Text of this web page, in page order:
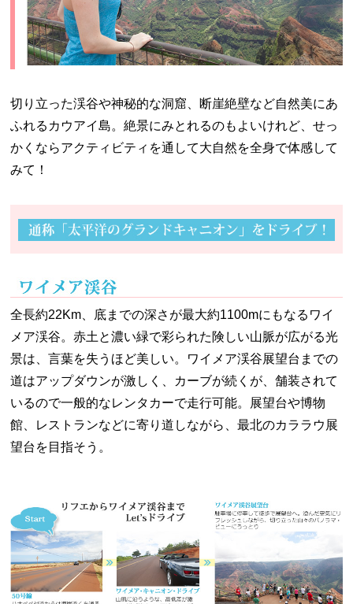
切り立った渓谷や神秘的な洞窟、断崖絶壁など自然美にあ
ふれるカウアイ島。絶景にみとれるのもよいけれど、せっ
かくならアクティビティを通して大自然を全身で体感して
みて！
全長約22Km、底までの深さが最大約1100mにもなるワイ
メア渓谷。赤土と濃い緑で彩られた険しい山脈が広がる光
景は、言葉を失うほど美しい。ワイメア渓谷展望台までの
道はアップダウンが激しく、カーブが続くが、舗装されて
いるので一般的なレンタカーで走行可能。展望台や博物
館、レストランなどに寄り道しながら、最北のカララウ展
望台を目指そう。